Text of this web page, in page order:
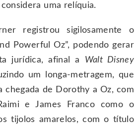
uma relíquia.
registrou sigilosamente o
Powerful Oz”, podendo gerar
jurídica, afinal a Walt Disney
um longa-metragem, que
chegada de Dorothy a Oz, com
e James Franco como o
tijolos amarelos, com o título